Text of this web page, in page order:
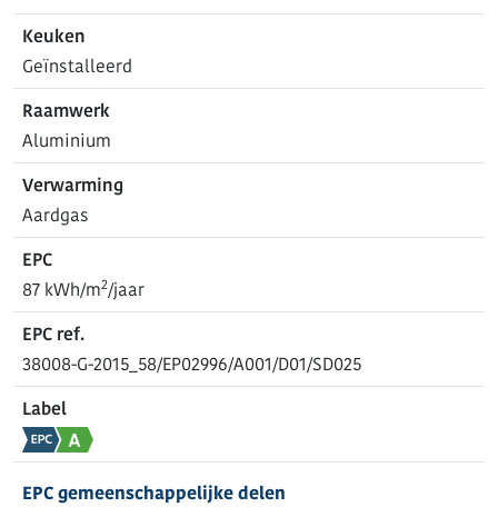
Keuken
Geïnstalleerd
Raamwerk
Aluminium
Verwarming
Aardgas
EPC
87 kWh/m2/jaar
EPC ref.
38008-G-2015_58/EP02996/A001/D01/SD025
Label
EPC gemeenschappelijke delen